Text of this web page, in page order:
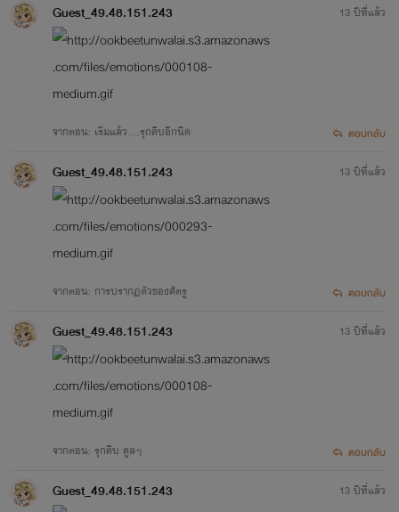
Guest_49.48.151.243
จากตอน: เริ่มแล้ว....รุกคืบอีกนิด
13 ปีที่แล้ว
ตอบกลับ
Guest_49.48.151.243
จากตอน: การปรากฏตัวของศัตรู
13 ปีที่แล้ว
ตอบกลับ
Guest_49.48.151.243
จากตอน: รุกคืบ คูลๆ
13 ปีที่แล้ว
ตอบกลับ
Guest_49.48.151.243 13 ปีที่แล้ว